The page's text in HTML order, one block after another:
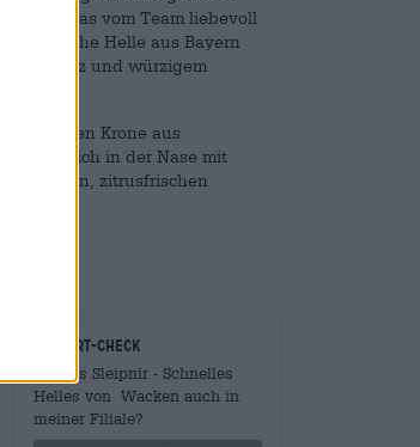
das vom Team liebevoll
klassische Helle aus Bayern
Malz und würzigem
prächtigen Krone aus
mischt sich in der Nase mit
zitrusfrischen
Vor-Ort-Check
Gibt es Sleipnir - Schnelles
Helles von Wacken auch in
meiner Filiale?